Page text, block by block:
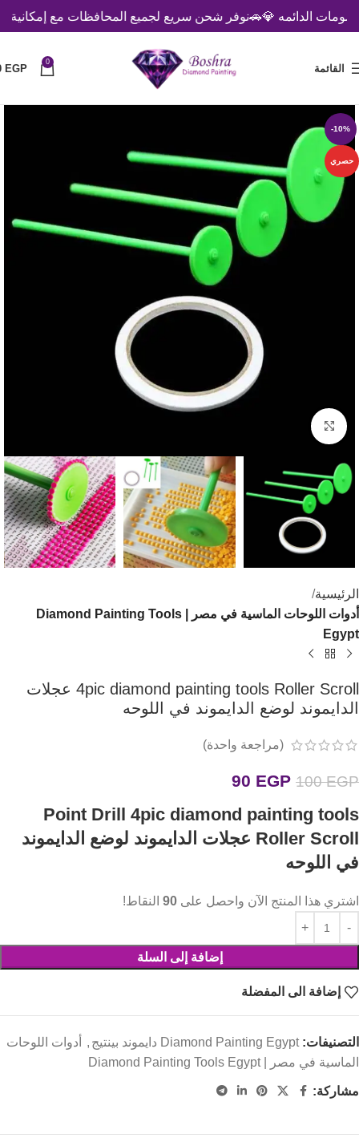
🚗نوفر شحن سريع لجميع المحافظات مع إمكانية الدائمه 💎
القائمة
0
EGP
-10%
حصري
اضغط للتكبير
الرئيسية
أدوات اللوحات الماسية في مصر | Diamond Painting Tools
Egypt
4pic diamond painting tools Roller Scroll عجلات
الدايموند لوضع الدايموند في اللوحه
(مراجعة واحدة)
100EGP
90 EGP
Point Drill 4pic diamond painting tools
Roller Scroll عجلات الدايموند لوضع الدايموند
في اللوحه
اشتري هذا المنتج الآن واحصل على 90 النقاط!
إضافة إلى السلة
إضافة الى المفضلة
التصنيفات: Diamond Painting Egypt دايموند بينتيج ,
أدوات اللوحات
الماسية في مصر | Diamond Painting Tools Egypt
مشاركة: